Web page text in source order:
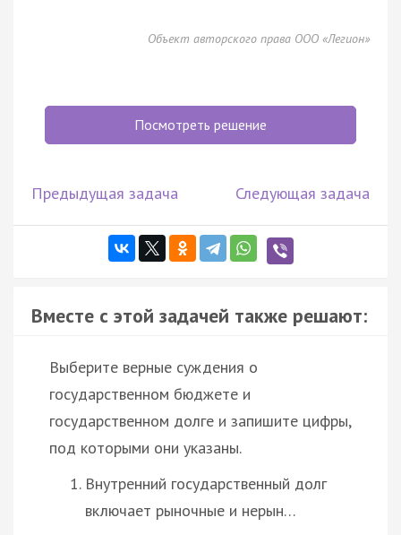
Объект авторского права ООО «Легион»
Посмотреть решение
Предыдущая задача Следующая задача
Вместе с этой задачей также решают:
Выберите верные суждения о
государственном бюджете и
государственном долге и запишите цифры,
под которыми они указаны.
Внутренний государственный долг
включает рыночные и нерын…